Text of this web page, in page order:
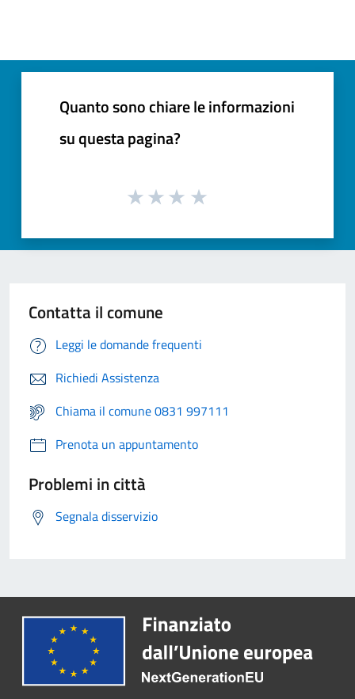
Quanto sono chiare le informazioni
su questa pagina?
Contatta il comune
Leggi le domande frequenti
Richiedi Assistenza
Chiama il comune 0831 997111
Prenota un appuntamento
Problemi in città
Segnala disservizio